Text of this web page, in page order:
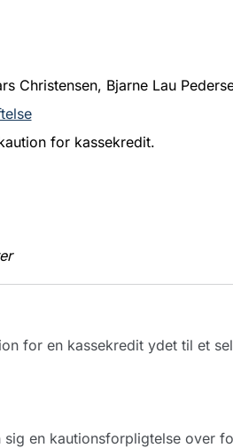
Christensen, Bjarne Lau
for kassekredit.
for en kassekredit ydet til et
en kautionsforpligtelse over